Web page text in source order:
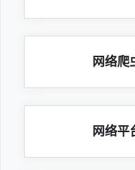
网络爬
网络平